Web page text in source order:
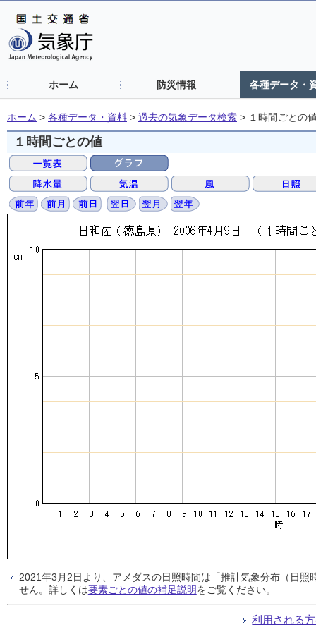
ホーム 防災情報 各種データ・
ホーム > 各種データ・資料 > 過去の気象データ検索 > １時間ごとの
１時間ごとの値
2021年3月2日より、アメダスの日照時間は「推計気象分布（日
せん。詳しくは要素ごとの値の補足説明をご覧ください。
利用される